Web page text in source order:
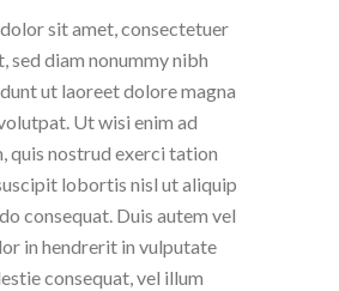
sit amet, consectetuer
sed diam nonummy nibh
ut laoreet dolore magna
Ut wisi enim ad
quis nostrud exerci tation
lobortis nisl ut aliquip
consequat. Duis autem vel
in hendrerit in vulputate
consequat, vel illum